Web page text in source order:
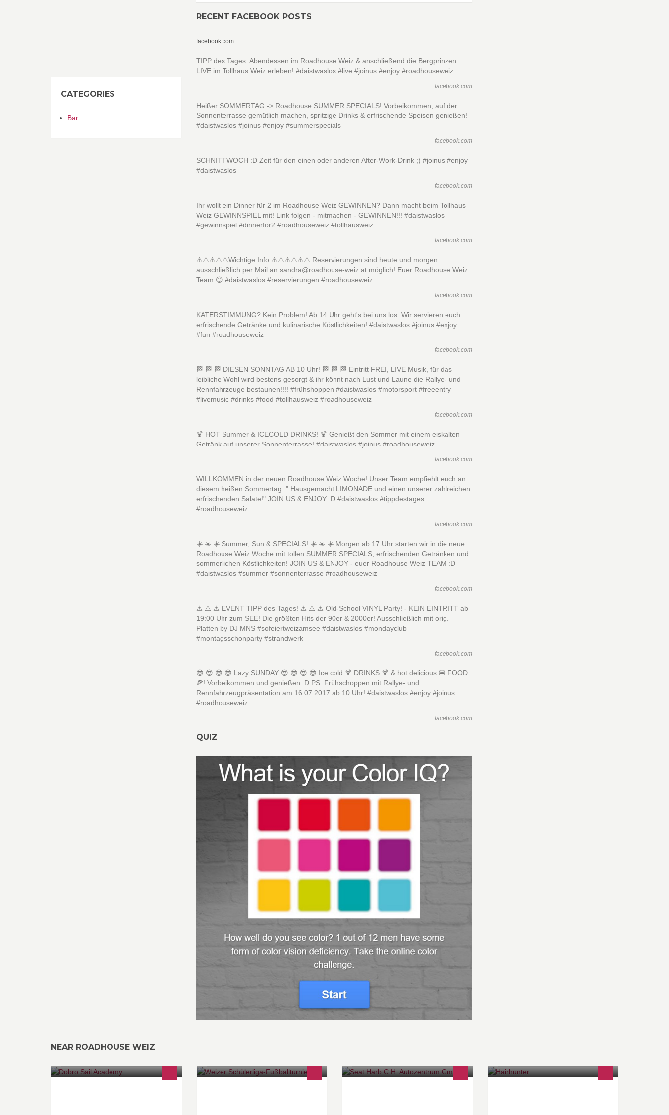
RECENT FACEBOOK POSTS
facebook.com
TIPP des Tages: Abendessen im Roadhouse Weiz & anschließend die Bergprinzen
LIVE im Tollhaus Weiz erleben! #daistwaslos #live #joinus #enjoy #roadhouseweiz
facebook.com
Heißer SOMMERTAG -> Roadhouse SUMMER SPECIALS! Vorbeikommen, auf der
Sonnenterrasse gemütlich machen, spritzige Drinks & erfrischende Speisen genießen!
#daistwaslos #joinus #enjoy #summerspecials
facebook.com
SCHNITTWOCH :D Zeit für den einen oder anderen After-Work-Drink ;) #joinus #enjoy
#daistwaslos
facebook.com
Ihr wollt ein Dinner für 2 im Roadhouse Weiz GEWINNEN? Dann macht beim Tollhaus
Weiz GEWINNSPIEL mit! Link folgen - mitmachen - GEWINNEN!!! #daistwaslos
#gewinnspiel #dinnerfor2 #roadhouseweiz #tollhausweiz
facebook.com
⚠️⚠️⚠️⚠️⚠️Wichtige Info ⚠️⚠️⚠️⚠️⚠️⚠️ Reservierungen sind heute und morgen
ausschließlich per Mail an sandra@roadhouse-weiz.at möglich! Euer Roadhouse Weiz
Team 😊 #daistwaslos #reservierungen #roadhouseweiz
facebook.com
KATERSTIMMUNG? Kein Problem! Ab 14 Uhr geht's bei uns los. Wir servieren euch
erfrischende Getränke und kulinarische Köstlichkeiten! #daistwaslos #joinus #enjoy
#fun #roadhouseweiz
facebook.com
🏁 🏁 🏁 DIESEN SONNTAG AB 10 Uhr! 🏁 🏁 🏁 Eintritt FREI, LIVE Musik, für das
leibliche Wohl wird bestens gesorgt & ihr könnt nach Lust und Laune die Rallye- und
Rennfahrzeuge bestaunen!!!! #frühshoppen #daistwaslos #motorsport #freeentry
#livemusic #drinks #food #tollhausweiz #roadhouseweiz
facebook.com
🍹 HOT Summer & ICECOLD DRINKS! 🍹 Genießt den Sommer mit einem eiskalten
Getränk auf unserer Sonnenterrasse! #daistwaslos #joinus #roadhouseweiz
facebook.com
WILLKOMMEN in der neuen Roadhouse Weiz Woche! Unser Team empfiehlt euch an
diesem heißen Sommertag: " Hausgemacht LIMONADE und einen unserer zahlreichen
erfrischenden Salate!" JOIN US & ENJOY :D #daistwaslos #tippdestages
#roadhouseweiz
facebook.com
☀️ ☀️ ☀️ Summer, Sun & SPECIALS! ☀️ ☀️ ☀️ Morgen ab 17 Uhr starten wir in die neue
Roadhouse Weiz Woche mit tollen SUMMER SPECIALS, erfrischenden Getränken und
sommerlichen Köstlichkeiten! JOIN US & ENJOY - euer Roadhouse Weiz TEAM :D
#daistwaslos #summer #sonnenterrasse #roadhouseweiz
facebook.com
⚠️ ⚠️ ⚠️ EVENT TIPP des Tages! ⚠️ ⚠️ ⚠️ Old-School VINYL Party! - KEIN EINTRITT ab
19:00 Uhr zum SEE! Die größten Hits der 90er & 2000er! Ausschließlich mit orig.
Platten by DJ MNS #sofeiertweizamsee #daistwaslos #mondayclub
#montagsschonparty #strandwerk
facebook.com
😎 😎 😎 😎 Lazy SUNDAY 😎 😎 😎 😎 Ice cold 🍹 DRINKS 🍹 & hot delicious 🍔 FOOD
🍕! Vorbeikommen und genießen :D PS: Frühschoppen mit Rallye- und
Rennfahrzeugpräsentation am 16.07.2017 ab 10 Uhr! #daistwaslos #enjoy #joinus
#roadhouseweiz
facebook.com
QUIZ
CATEGORIES
Bar
NEAR ROADHOUSE WEIZ